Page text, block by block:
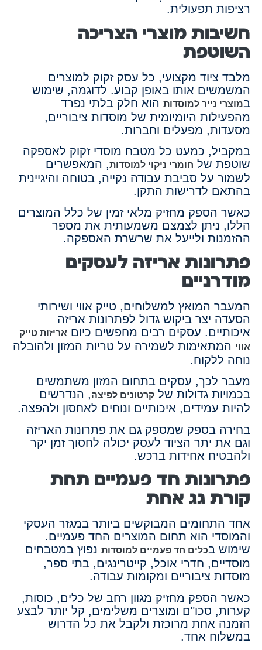
רציפות תפעולית.
חשיבות מוצרי הצריכה
השוטפת
מלבד ציוד מקצועי, כל עסק זקוק למוצרים
המשמשים אותו באופן קבוע. לדוגמה, שימוש
במוצרי נייר למוסדות הוא חלק בלתי נפרד
מהפעילות היומיומית של מוסדות ציבוריים,
מסעדות, מפעלים וחברות.
במקביל, כמעט כל מטבח מוסדי זקוק לאספקה
שוטפת של חומרי ניקוי למוסדות, המאפשרים
לשמור על סביבת עבודה נקייה, בטוחה והיגיינית
בהתאם לדרישות התקן.
כאשר הספק מחזיק מלאי זמין של כלל המוצרים
הללו, ניתן לצמצם משמעותית את מספר
ההזמנות ולייעל את שרשרת האספקה.
פתרונות אריזה לעסקים
מודרניים
המעבר המואץ למשלוחים, טייק אווי ושירותי
הסעדה יצר ביקוש גדול לפתרונות אריזה
איכותיים. עסקים רבים מחפשים כיום אריזות טייק
אווי המתאימות לשמירה על טריות המזון ולהובלה
נוחה ללקוח.
מעבר לכך, עסקים בתחום המזון משתמשים
בכמויות גדולות של קרטונים לפיצה, הנדרשים
להיות עמידים, איכותיים ונוחים לאחסון ולהפצה.
בחירה בספק שמספק גם את פתרונות האריזה
וגם את יתר הציוד לעסק יכולה לחסוך זמן יקר
ולהבטיח אחידות ברכש.
פתרונות חד פעמיים תחת
קורת גג אחת
אחד התחומים המבוקשים ביותר במגזר העסקי
והמוסדי הוא תחום המוצרים החד פעמיים.
שימוש בכלים חד פעמיים למוסדות נפוץ במטבחים
מוסדיים, חדרי אוכל, קייטרינגים, בתי ספר,
מוסדות ציבוריים ומקומות עבודה.
כאשר הספק מחזיק מגוון רחב של כלים, כוסות,
קערות, סכו"ם ומוצרים משלימים, קל יותר לבצע
הזמנה אחת מרוכזת ולקבל את כל הדרוש
במשלוח אחד.